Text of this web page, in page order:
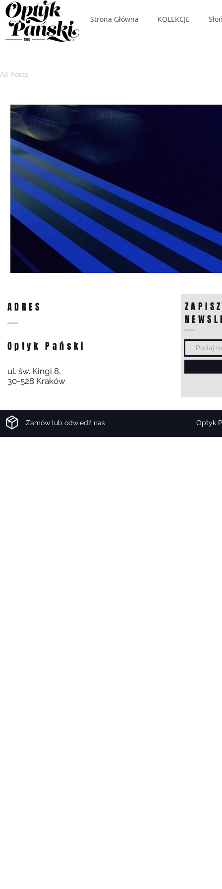
Strona Główna KOLEKCJE
All Posts
ADRES
Optyk Pański
ul. św. Kingi 8,
30-528 Kraków
Zamów lub odwiedź nas Optyk